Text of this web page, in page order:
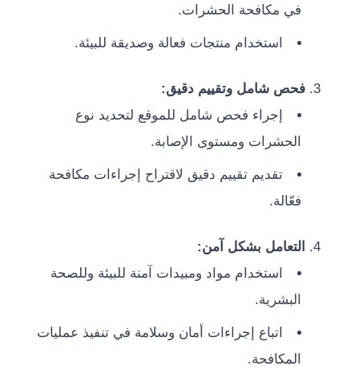
في مكافحة الحشرات.
استخدام منتجات فعالة وصديقة للبيئة.
فحص شامل وتقييم دقيق:
إجراء فحص شامل للموقع لتحديد نوع
الحشرات ومستوى الإصابة.
تقديم تقييم دقيق لاقتراح إجراءات مكافحة
التعامل بشكل آمن:
استخدام مواد ومبيدات آمنة للبيئة وللصحة
اتباع إجراءات أمان وسلامة في تنفيذ عمليات
المكافحة.